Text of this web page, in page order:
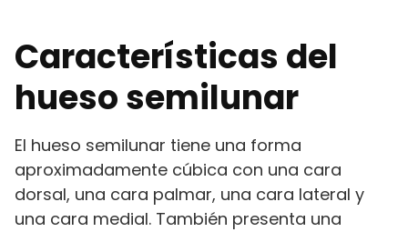
Características del
hueso semilunar
El hueso semilunar tiene una forma
aproximadamente cúbica con una cara
dorsal, una cara palmar, una cara lateral y
una cara medial. También presenta una